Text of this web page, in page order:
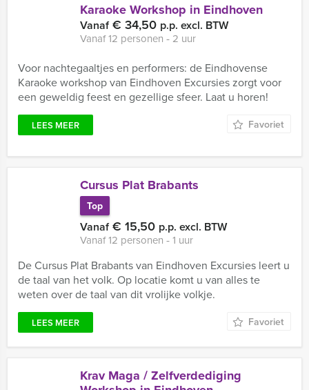
Karaoke Workshop in Eindhoven
Vanaf€ 34,50 p.p. excl. BTW
Vanaf 12 personen ‐ 2 uur
Voor nachtegaaltjes en performers: de Eindhovense
Karaoke workshop van Eindhoven Excursies zorgt voor
een geweldig feest en gezellige sfeer. Laat u horen!
LEES MEER Favoriet
Cursus Plat Brabants
Top
Vanaf€ 15,50 p.p. excl. BTW
Vanaf 12 personen ‐ 1 uur
De Cursus Plat Brabants van Eindhoven Excursies leert u
de taal van het volk. Op locatie komt u van alles te
weten over de taal van dit vrolijke volkje.
LEES MEER Favoriet
Krav Maga / Zelfverdediging